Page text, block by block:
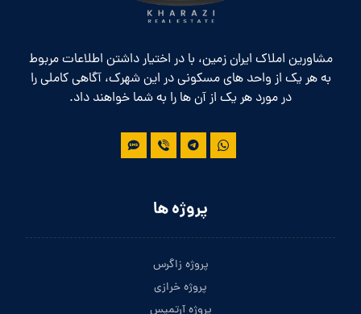
مشاورین املاک ایران زمین، با در اختیار داشتن اطلاعات مربوط
به هر یک از واحد های مسکونی در این شهرک، آگاهی کاملی را
در مورد هر یک از آن ها را به شما خواهند داد.
پروژه ها
پروژه زاگرس
پروژه خرازی
پروژه آرتمیس